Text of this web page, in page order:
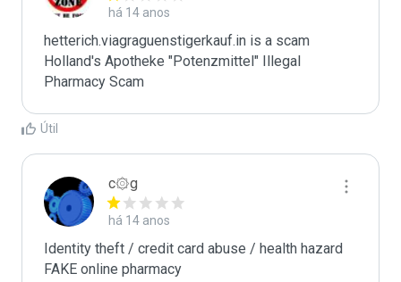
há 14 anos
hetterich.viagraguenstigerkauf.in is a scam
Holland's Apotheke "Potenzmittel" Illegal
Pharmacy Scam
Útil
c۞g
há 14 anos
Identity theft / credit card abuse / health hazard
FAKE online pharmacy